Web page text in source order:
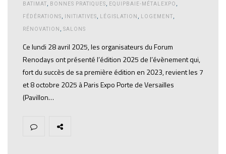
BATIMAT BONNES PRATIQUES EQUIPBAIE-MÉTALEXPO
FÉDÉRATIONS INITIATIVES LÉGISLATION LOGEMENT
RÉNOVATION SALONS
Ce lundi 28 avril 2025, les organisateurs du Forum
Renodays ont présenté l’édition 2025 de l’évènement qui,
fort du succès de sa première édition en 2023, revient les 7
et 8 octobre 2025 à Paris Expo Porte de Versailles
(Pavillon…